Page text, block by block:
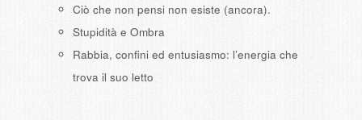
Ciò che non pensi non esiste (ancora).
Stupidità e Ombra
Rabbia, confini ed entusiasmo: l’energia che
trova il suo letto